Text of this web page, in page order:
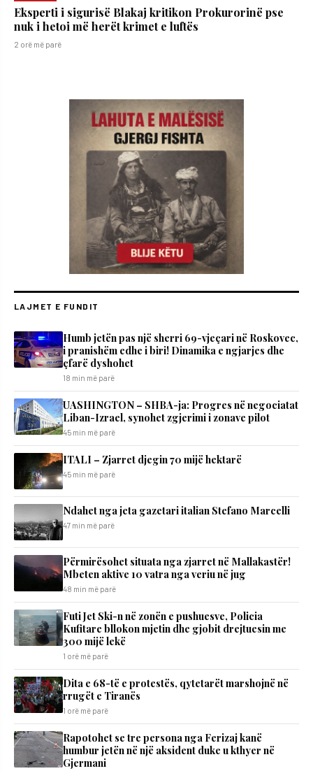
Eksperti i sigurisë Blakaj kritikon Prokurorinë pse
nuk i hetoi më herët krimet e luftës
2 orë më parë
LAJMET E FUNDIT
Humb jetën pas një sherri 69-vjeçari në Roskovec,
i pranishëm edhe i biri! Dinamika e ngjarjes dhe
çfarë dyshohet
18 min më parë
UASHINGTON – SHBA-ja: Progres në negociatat
Liban-Izrael, synohet zgjerimi i zonave pilot
45 min më parë
ITALI – Zjarret djegin 70 mijë hektarë
45 min më parë
Ndahet nga jeta gazetari italian Stefano Marcelli
47 min më parë
Përmirësohet situata nga zjarret në Mallakastër!
Mbeten aktive 10 vatra nga veriu në jug
48 min më parë
Futi Jet Ski-n në zonën e pushuesve, Policia
Kufitare bllokon mjetin dhe gjobit drejtuesin me
300 mijë lekë
1 orë më parë
Dita e 68-të e protestës, qytetarët marshojnë në
rrugët e Tiranës
1 orë më parë
Rapotohet se tre persona nga Ferizaj kanë
humbur jetën në një aksident duke u kthyer në
Gjermani